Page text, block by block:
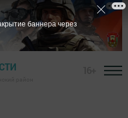
баннера через